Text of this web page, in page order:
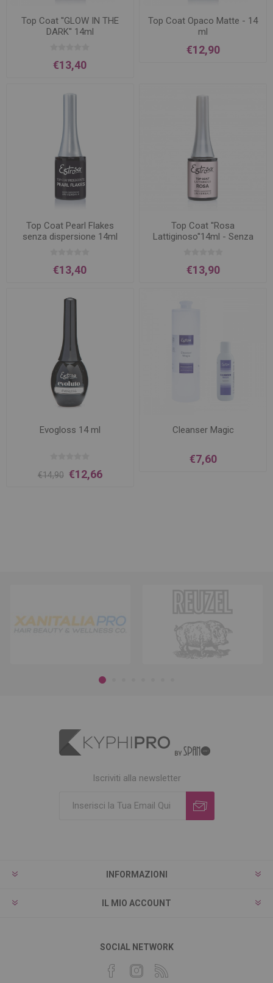
Top Coat ''GLOW IN THE
DARK'' 14ml
€13,40
Top Coat Opaco Matte - 14
ml
€12,90
Top Coat Pearl Flakes
senza dispersione 14ml
€13,40
Top Coat ''Rosa
Lattiginoso''14ml - Senza
€13,90
Evogloss 14 ml
€14,90 €12,66
Cleanser Magic
€7,60
Iscriviti alla newsletter
INFORMAZIONI
IL MIO ACCOUNT
SOCIAL NETWORK